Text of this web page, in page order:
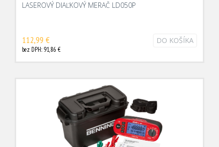
LASEROVÝ DIAĽKOVÝ MERAČ LD050P
112,99 €
bez DPH: 91,86 €
DO KOŠÍKA